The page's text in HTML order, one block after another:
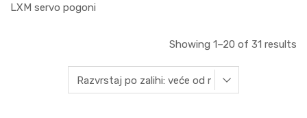
LXM servo pogoni
Showing 1–20 of 31 results